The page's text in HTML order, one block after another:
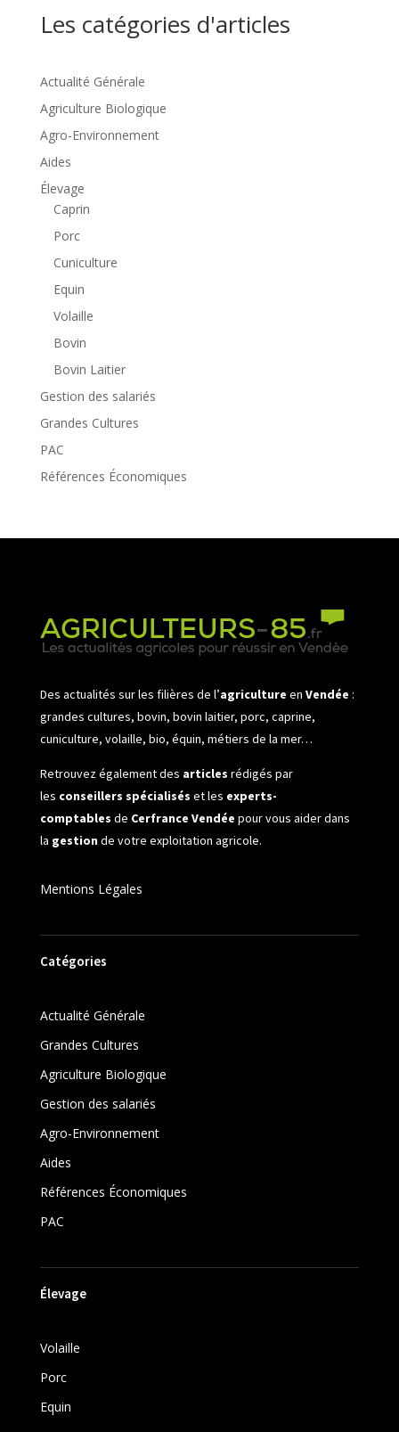
Les catégories d'articles
Actualité Générale
Agriculture Biologique
Agro-Environnement
Aides
Élevage
Caprin
Porc
Cuniculture
Equin
Volaille
Bovin
Bovin Laitier
Gestion des salariés
Grandes Cultures
PAC
Références Économiques
Des actualités sur les filières de l’agriculture en Vendée :
grandes cultures, bovin, bovin laitier, porc, caprine,
cuniculture, volaille, bio, équin, métiers de la mer…
Retrouvez également des articles rédigés par
les conseillers spécialisés et les experts-
comptables de Cerfrance Vendée pour vous aider dans
la gestionde votre exploitation agricole.
Mentions Légales
Catégories
Actualité Générale
Grandes Cultures
Agriculture Biologique
Gestion des salariés
Agro-Environnement
Aides
Références Économiques
PAC
Élevage
Volaille
Porc
Equin